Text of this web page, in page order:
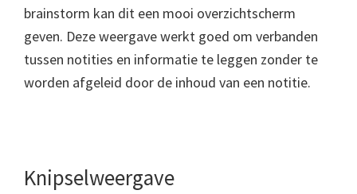
brainstorm kan dit een mooi overzichtscherm
geven. Deze weergave werkt goed om verbanden
tussen notities en informatie te leggen zonder te
worden afgeleid door de inhoud van een notitie.
Knipselweergave